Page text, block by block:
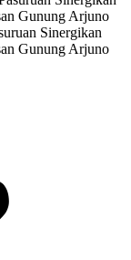
Sinergikan
Gunung Arjuno